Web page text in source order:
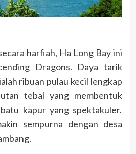
harfiah, Ha Long Bay ini
Dragons. Daya tarik
ribuan pulau kecil lengkap
tebal yang membentuk
kapur yang spektakuler.
sempurna dengan desa